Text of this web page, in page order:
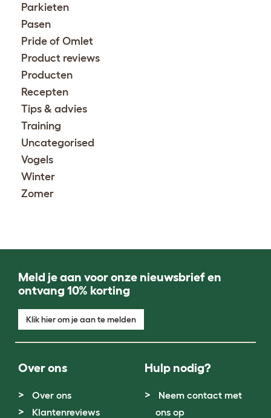
Parkieten
Pasen
Pride of Omlet
Product reviews
Producten
Recepten
Tips & advies
Training
Uncategorised
Vogels
Winter
Zomer
Meld je aan voor onze nieuwsbrief en
ontvang 10% korting
Klik hier om je aan te melden
Over ons
Over ons
Klantenreviews
Hulp nodig?
Neem contact met
ons op